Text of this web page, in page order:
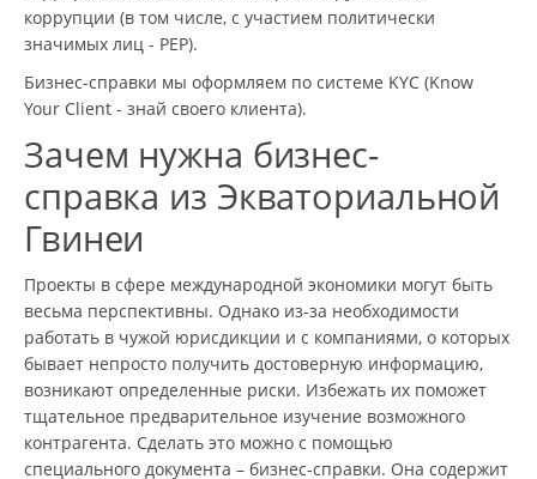
коррупции (в том числе, с участием политически
значимых лиц - PEP).
Бизнес-справки мы оформляем по системе KYC (Know
Your Client - знай своего клиента).
Зачем нужна бизнес-
справка из Экваториальной
Гвинеи
Проекты в сфере международной экономики могут быть
весьма перспективны. Однако из-за необходимости
работать в чужой юрисдикции и с компаниями, о которых
бывает непросто получить достоверную информацию,
возникают определенные риски. Избежать их поможет
тщательное предварительное изучение возможного
контрагента. Сделать это можно с помощью
специального документа – бизнес-справки. Она содержит